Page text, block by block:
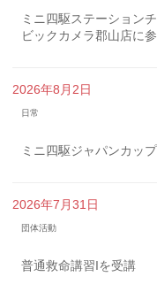
ミニ四駆ステーション
ビックカメラ郡山店に
2026年8月2日
日常
ミニ四駆ジャパンカッ
2026年7月31日
団体活動
普通救命講習Iを受講